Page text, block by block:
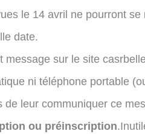
le 14 avril ne pourront se
date.
sur le site
ni téléphone portable
leur communiquer ce
ou préinscription